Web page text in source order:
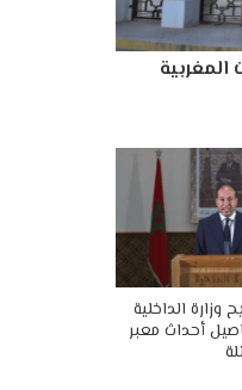
وزارة الداخلية
أحداث معبر